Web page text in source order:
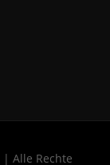
| Alle Rechte